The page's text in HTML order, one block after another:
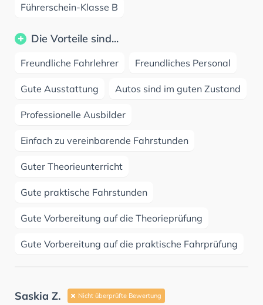
Führerschein-Klasse B
Die Vorteile sind...
Freundliche Fahrlehrer Freundliches Personal
Gute Ausstattung Autos sind im guten Zustand
Professionelle Ausbilder
Einfach zu vereinbarende Fahrstunden
Guter Theorieunterricht
Gute praktische Fahrstunden
Gute Vorbereitung auf die Theorieprüfung
Gute Vorbereitung auf die praktische Fahrprüfung
Saskia Z. Nicht überprüfte Bewertung